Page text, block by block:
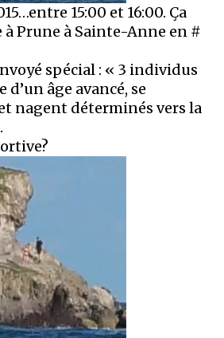
15:00 et 16:00. Ça
à Prune à Sainte-Anne en #
spécial : « 3 individus
âge avancé, se
nagent déterminés vers la